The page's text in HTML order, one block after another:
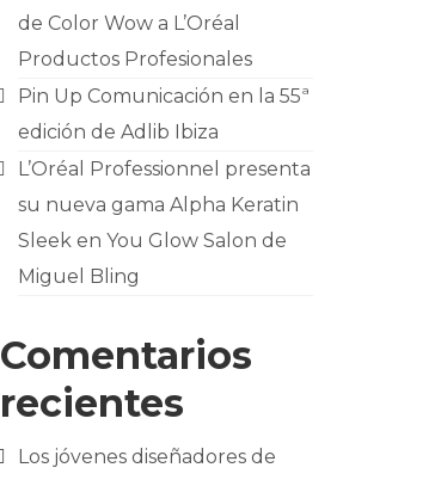
de Color Wow a L’Oréal
Productos Profesionales
Pin Up Comunicación en la 55ª
edición de Adlib Ibiza
L’Oréal Professionnel presenta
su nueva gama Alpha Keratin
Sleek en You Glow Salon de
Miguel Bling
Comentarios
recientes
Los jóvenes diseñadores de